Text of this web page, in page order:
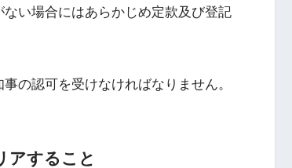
い場合にはあらかじめ定款及び登記
の認可を受けなければなりません。
アすること